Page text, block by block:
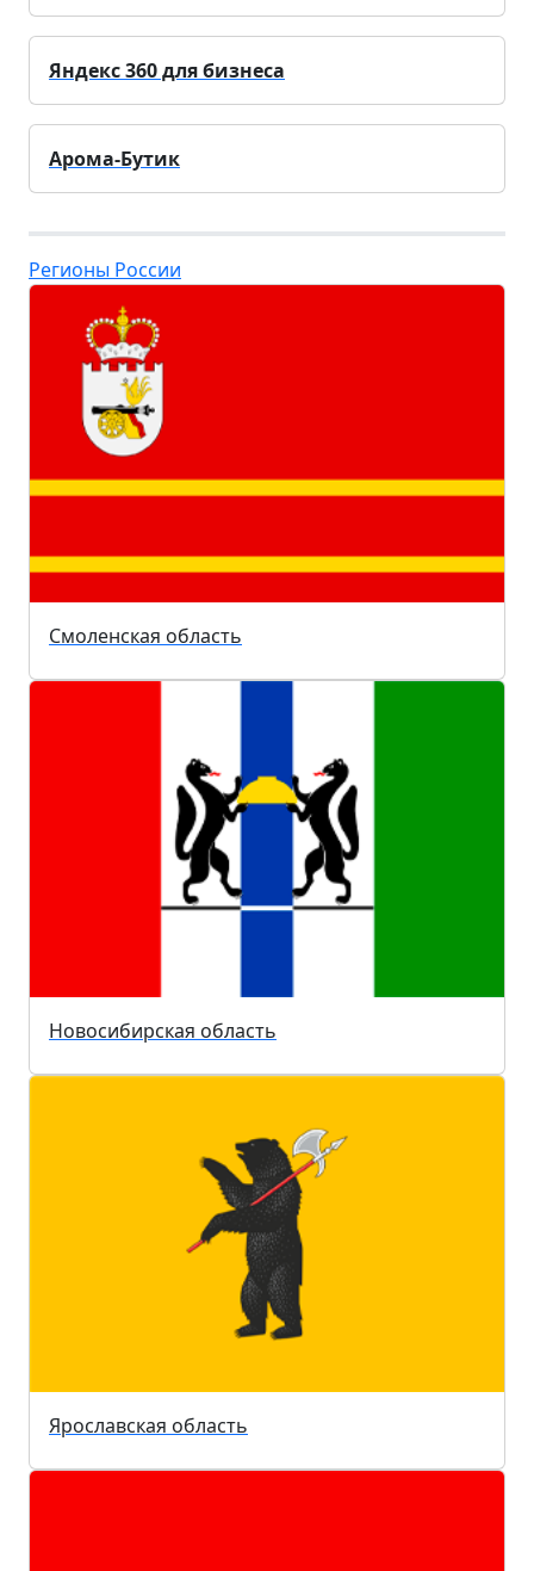
Яндекс 360 для бизнеса
Арома-Бутик
Регионы России
Смоленская область
Новосибирская область
Ярославская область